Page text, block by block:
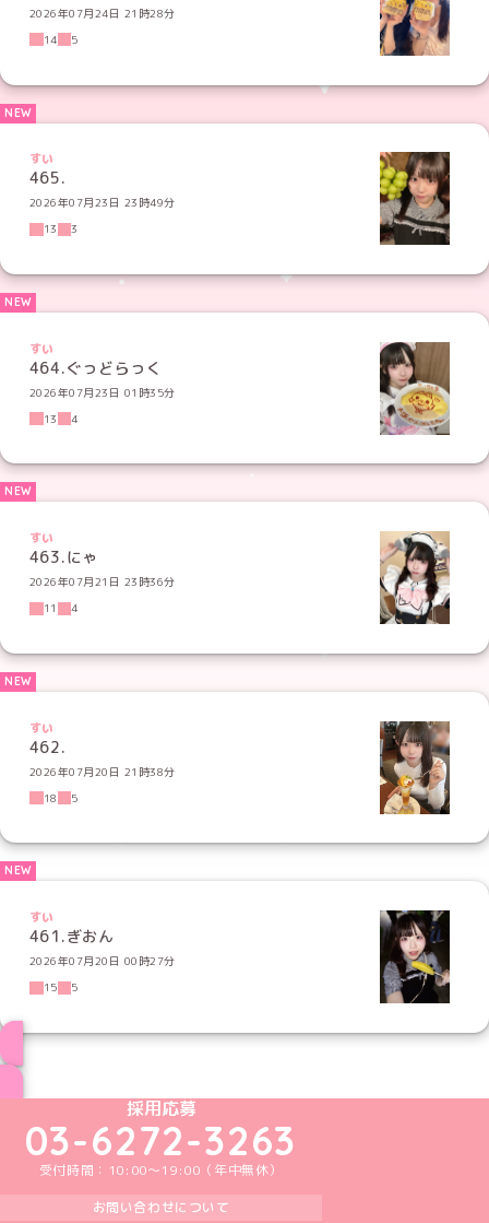
2026年07月24日 21時28分
14
5
すい
465.
2026年07月23日 23時49分
13
3
すい
464.ぐっどらっく
2026年07月23日 01時35分
13
4
すい
463.にゃ
2026年07月21日 23時36分
11
4
すい
462.
2026年07月20日 21時38分
18
5
すい
461.ぎおん
2026年07月20日 00時27分
15
5
めいどりーみんTikTok公式アカウント
めいどりーみんX公式アカウント
めいどりーみんInstagram公式アカウント
めいどりーみんFacebook公式アカウン
めいどりーみんYouTube公式アカ
採用応募
03-6272-3263
受付時間：10:00～19:00（年中無休）
お問い合わせについて